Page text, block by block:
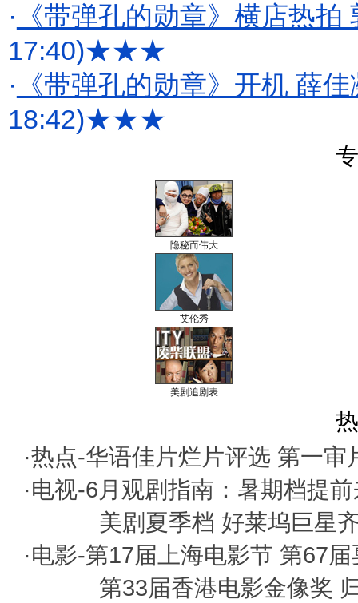
· 《带弹孔的勋章》横店热
17:40)★★★
· 《带弹孔的勋章》开机 薛
18:42)★★★
隐秘而伟大
艾伦秀
美剧追剧表
·热点-华语佳片烂片评选 第一审
·电视-6月观剧指南：暑期档提
美剧夏季档 好莱坞巨星
·电影-第17届上海电影节 第67
第33届香港电影金像奖